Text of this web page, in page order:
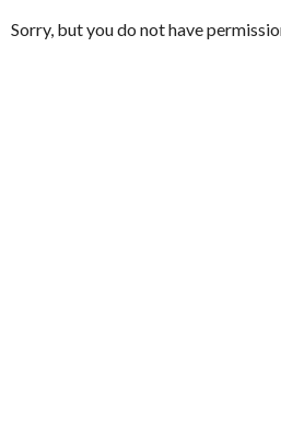
Sorry, but you do not have